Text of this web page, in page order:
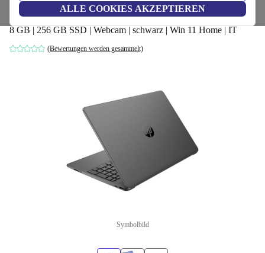
ALLE COOKIES AKZEPTIEREN
HP 15s-fq2015nl | i3-1115G4 | 16.1-Zoll
8 GB | 256 GB SSD | Webcam | schwarz | Win 11 Home | IT
(Bewertungen werden gesammelt)
Symbolbild